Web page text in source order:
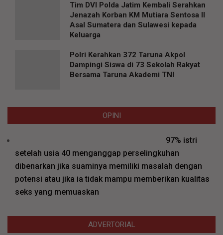
Tim DVI Polda Jatim Kembali Serahkan
Jenazah Korban KM Mutiara Sentosa II
Asal Sumatera dan Sulawesi kepada
Keluarga
Polri Kerahkan 372 Taruna Akpol
Dampingi Siswa di 73 Sekolah Rakyat
Bersama Taruna Akademi TNI
OPINI
97% istri
setelah usia 40 menganggap perselingkuhan
dibenarkan jika suaminya memiliki masalah dengan
potensi atau jika ia tidak mampu memberikan kualitas
seks yang memuaskan
ADVERTORIAL